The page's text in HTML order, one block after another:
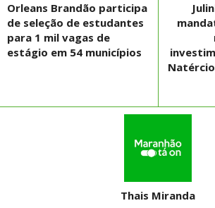
Orleans Brandão participa
de seleção de estudantes
para 1 mil vagas de
estágio em 54 municípios
Thais Miranda